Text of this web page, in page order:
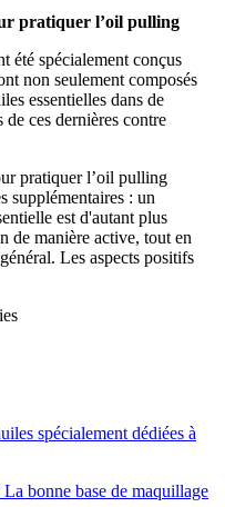
pratiquer l’oil pulling
été spécialement conçus
non seulement composés
essentielles dans de
ces dernières contre
pratiquer l’oil pulling
supplémentaires : un
est d'autant plus
de manière active, tout en
Les aspects positifs
spécialement dédiées à
La bonne base de maquillage